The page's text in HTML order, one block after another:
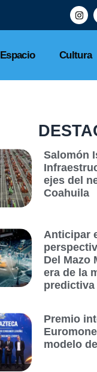
Espacio Cultura
Salomón
ejes del
Coahuila
Anticipar
Del Mazo
era de la
predictiva
Premio
modelo